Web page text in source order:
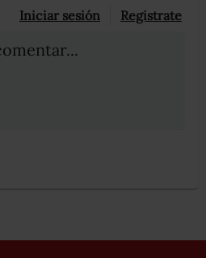
Iniciar sesión Registrate